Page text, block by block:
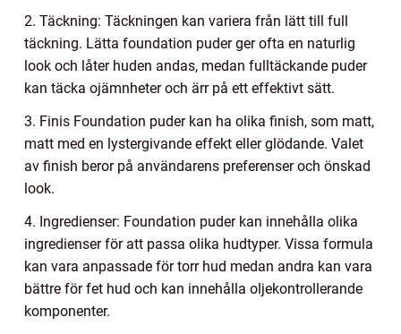
2. Täckning: Täckningen kan variera från lätt till full
täckning. Lätta foundation puder ger ofta en naturlig
look och låter huden andas, medan fulltäckande puder
kan täcka ojämnheter och ärr på ett effektivt sätt.
3. Finis Foundation puder kan ha olika finish, som matt,
matt med en lystergivande effekt eller glödande. Valet
av finish beror på användarens preferenser och önskad
look.
4. Ingredienser: Foundation puder kan innehålla olika
ingredienser för att passa olika hudtyper. Vissa formula
kan vara anpassade för torr hud medan andra kan vara
bättre för fet hud och kan innehålla oljekontrollerande
komponenter.